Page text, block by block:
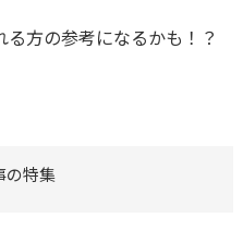
方の参考になるかも！？
の特集